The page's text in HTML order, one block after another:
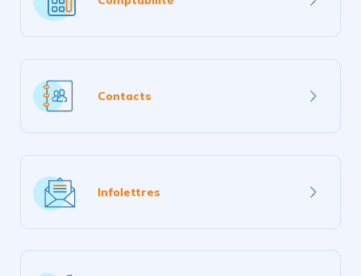
Contacts
savoir
Infolettres
savoir